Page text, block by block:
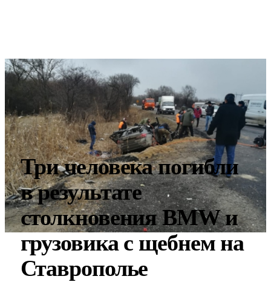
Три человека погибли
в результате
столкновения BMW и
грузовика с щебнем на
Ставрополье